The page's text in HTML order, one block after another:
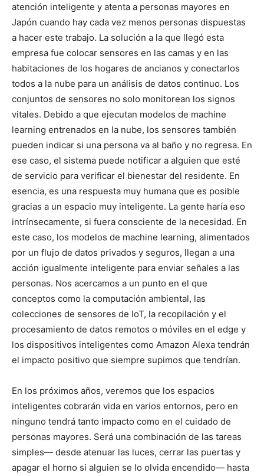
atención inteligente y atenta a personas mayores en
Japón cuando hay cada vez menos personas dispuestas
a hacer este trabajo. La solución a la que llegó esta
empresa fue colocar sensores en las camas y en las
habitaciones de los hogares de ancianos y conectarlos
todos a la nube para un análisis de datos continuo. Los
conjuntos de sensores no solo monitorean los signos
vitales. Debido a que ejecutan modelos de machine
learning entrenados en la nube, los sensores también
pueden indicar si una persona va al baño y no regresa. En
ese caso, el sistema puede notificar a alguien que esté
de servicio para verificar el bienestar del residente. En
esencia, es una respuesta muy humana que es posible
gracias a un espacio muy inteligente. La gente haría eso
intrínsecamente, si fuera consciente de la necesidad. En
este caso, los modelos de machine learning, alimentados
por un flujo de datos privados y seguros, llegan a una
acción igualmente inteligente para enviar señales a las
personas. Nos acercamos a un punto en el que
conceptos como la computación ambiental, las
colecciones de sensores de IoT, la recopilación y el
procesamiento de datos remotos o móviles en el edge y
los dispositivos inteligentes como Amazon Alexa tendrán
el impacto positivo que siempre supimos que tendrían.
En los próximos años, veremos que los espacios
inteligentes cobrarán vida en varios entornos, pero en
ninguno tendrá tanto impacto como en el cuidado de
personas mayores. Será una combinación de las tareas
simples— desde atenuar las luces, cerrar las puertas y
apagar el horno si alguien se lo olvida encendido— hasta